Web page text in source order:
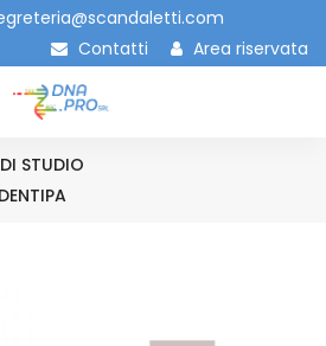
Contatti
Area riservata
STUDIO